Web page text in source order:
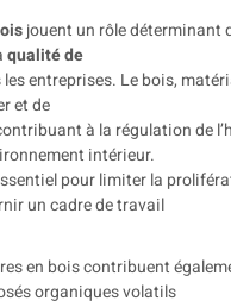
jouent un rôle déterminant
qualité de
entreprises. Le bois,
et de
à la régulation de
intérieur.
pour limiter la
un cadre de travail
en bois contribuent
organiques volatils